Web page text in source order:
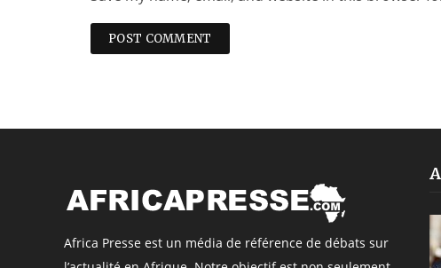
Africa Presse est un média de référence de débats sur